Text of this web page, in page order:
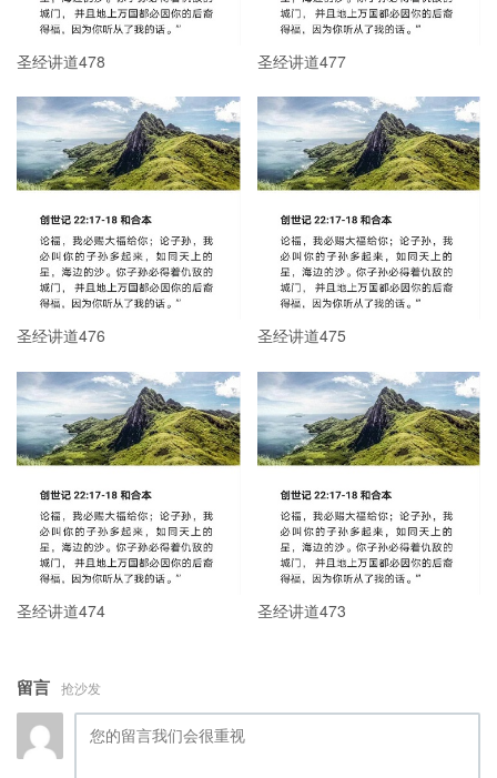
圣经讲道478 圣经讲道477
圣经讲道476 圣经讲道475
圣经讲道474 圣经讲道473
留言 抢沙发